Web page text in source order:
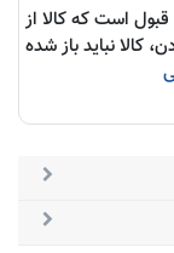
است که کالا از
نباید باز شده